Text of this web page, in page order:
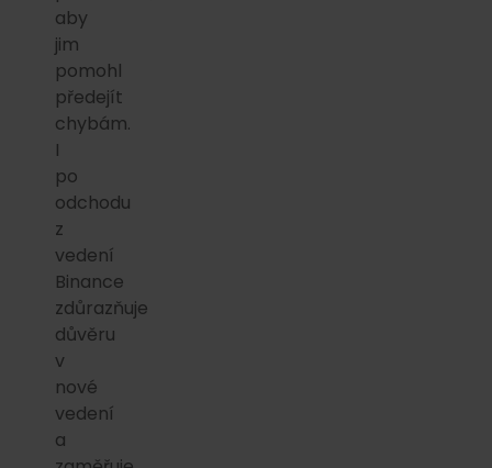
aby
jim
pomohl
předejít
chybám.
I
po
odchodu
z
vedení
Binance
zdůrazňuje
důvěru
v
nové
vedení
a